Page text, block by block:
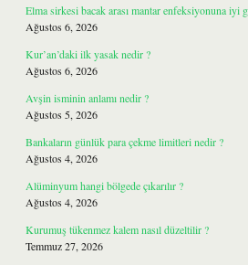
Elma sirkesi bacak arası mantar enfeksiyonuna iyi
Ağustos 6, 2026
Kur’an’daki ilk yasak nedir ?
Ağustos 6, 2026
Avşin isminin anlamı nedir ?
Ağustos 5, 2026
Bankaların günlük para çekme limitleri nedir ?
Ağustos 4, 2026
Alüminyum hangi bölgede çıkarılır ?
Ağustos 4, 2026
Kurumuş tükenmez kalem nasıl düzeltilir ?
Temmuz 27, 2026